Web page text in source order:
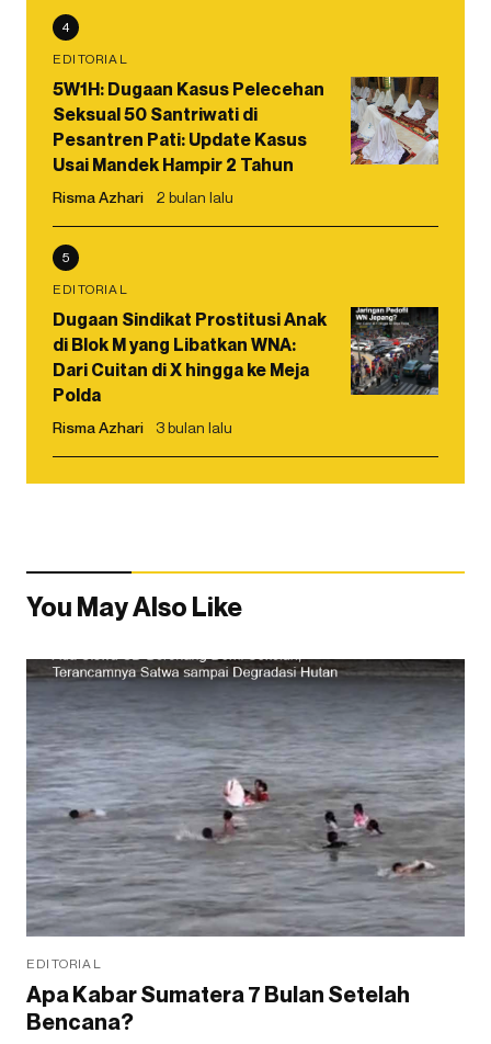
4
EDITORIAL
5W1H: Dugaan Kasus Pelecehan
Seksual 50 Santriwati di
Pesantren Pati: Update Kasus
Usai Mandek Hampir 2 Tahun
Risma Azhari 2 bulan lalu
5
EDITORIAL
Dugaan Sindikat Prostitusi Anak
di Blok M yang Libatkan WNA:
Dari Cuitan di X hingga ke Meja
Polda
Risma Azhari 3 bulan lalu
You May Also Like
EDITORIAL
Apa Kabar Sumatera 7 Bulan Setelah
Bencana?